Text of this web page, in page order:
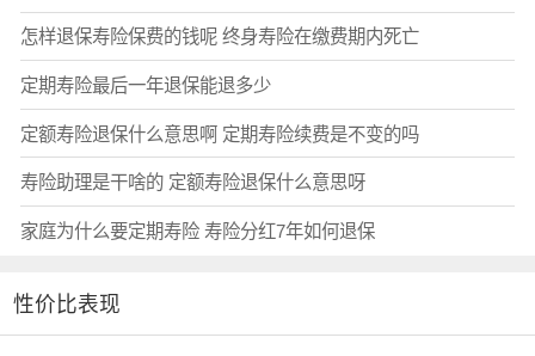
怎样退保寿险保费的钱呢 终身寿险在缴费期内死亡
定期寿险最后一年退保能退多少
定额寿险退保什么意思啊 定期寿险续费是不变的吗
寿险助理是干啥的 定额寿险退保什么意思呀
家庭为什么要定期寿险 寿险分红7年如何退保
性价比表现